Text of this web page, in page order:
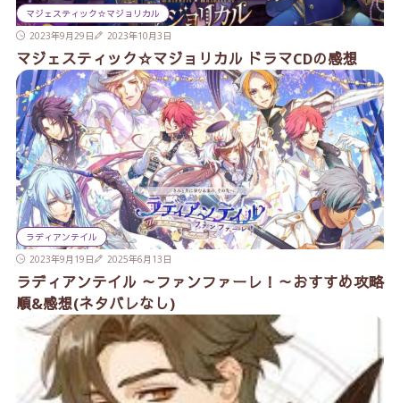
マジェスティック☆マジョリカル
2023年9月29日
2023年10月3日
マジェスティック☆マジョリカル ドラマCDの感想
ラディアンテイル
2023年9月19日
2025年6月13日
ラディアンテイル ～ファンファーレ！～おすすめ攻略
順&感想(ネタバレなし)